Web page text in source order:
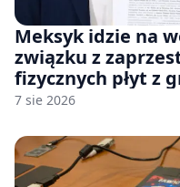
Meksyk idzie na
związku z
fizycznych płyt z
7 sie 2026